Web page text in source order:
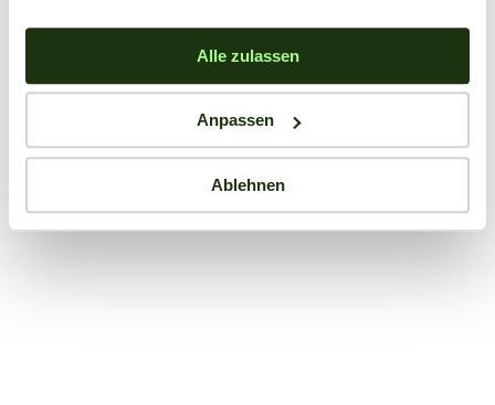
Alle zulassen
Anpassen
Ablehnen